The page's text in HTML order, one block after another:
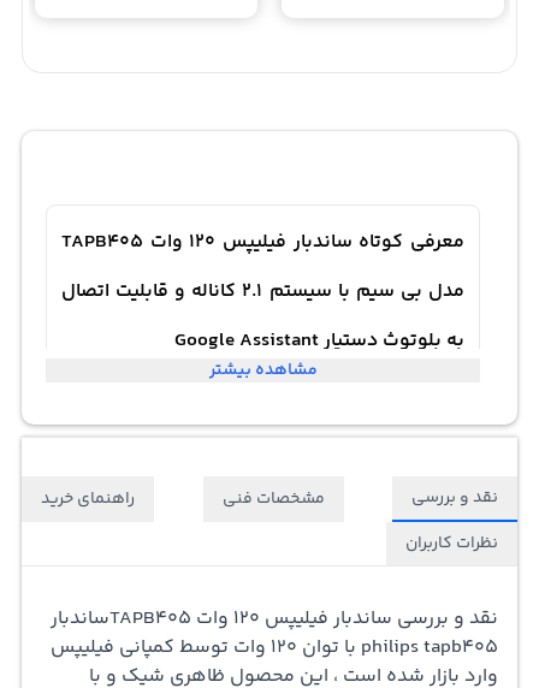
معرفی کوتاه ساندبار فیلیپس 120 وات TAPB405
مدل بی سیم با سیستم 2.1 کاناله و قابلیت اتصال
به بلوتوث دستیار Google Assistant
مشاهده بیشتر
نقد و بررسی مشخصات فنی
راهنمای خرید
نظرات کاربران
نقد و بررسی ساندبار فیلیپس 120 وات TAPB405
ساندبار
philips tapb405 با توان 120 وات توسط کمپانی فیلیپس
وارد بازار شده است ، این محصول ظاهری شیک و با